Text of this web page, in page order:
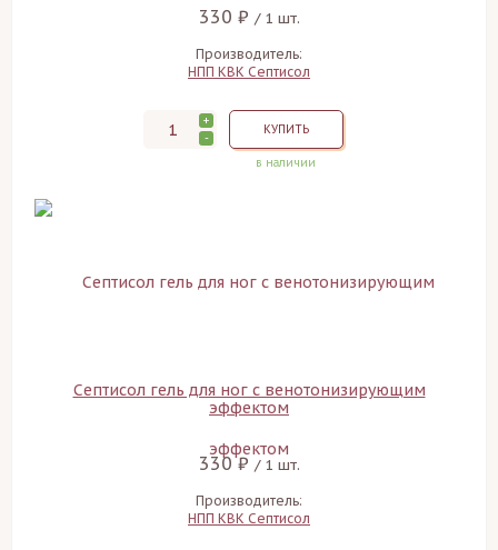
330 ₽ / 1 шт.
Производитель:
НПП КВК Септисол
+
-
КУПИТЬ
в наличии
Септисол гель для ног с венотонизирующим
эффектом
330 ₽ / 1 шт.
Производитель:
НПП КВК Септисол